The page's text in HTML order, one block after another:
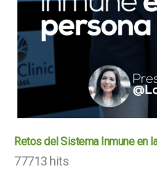
Retos del Sistema Inmune en
77713 hits